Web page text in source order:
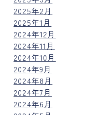
2025年2月
2025年1月
2024年12月
2024年11月
2024年10月
2024年9月
2024年8月
2024年7月
2024年6月